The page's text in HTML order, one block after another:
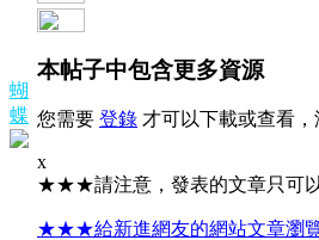
蝴
蝶
本帖子中包含更多資源
您需要 登錄 才可以下載或查看，
x
★★★請注意，發表的文章只可
★★★給新進網友的網站文章